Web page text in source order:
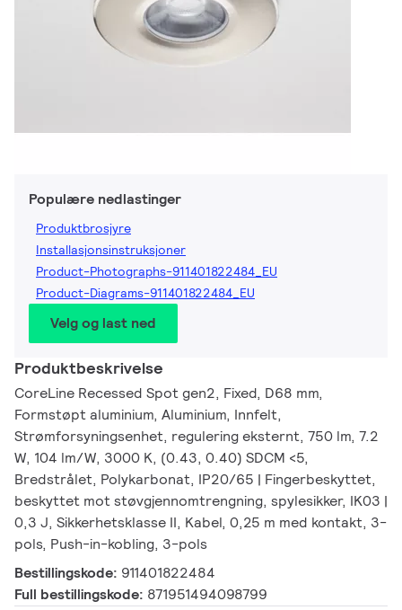
Populære nedlastinger
Produktbrosjyre
Installasjonsinstruksjoner
Product-Photographs-911401822484_EU
Product-Diagrams-911401822484_EU
Velg og last ned
Produktbeskrivelse
CoreLine Recessed Spot gen2, Fixed, D68 mm,
Formstøpt aluminium, Aluminium, Innfelt,
Strømforsyningsenhet, regulering eksternt, 750 lm, 7.2
W, 104 lm/W, 3000 K, (0.43, 0.40) SDCM <5,
Bredstrålet, Polykarbonat, IP20/65 | Fingerbeskyttet,
beskyttet mot støvgjennomtrengning, spylesikker, IK03 |
0,3 J, Sikkerhetsklasse II, Kabel, 0,25 m med kontakt, 3-
pols, Push-in-kobling, 3-pols
Bestillingskode: 911401822484
Full bestillingskode: 871951494098799